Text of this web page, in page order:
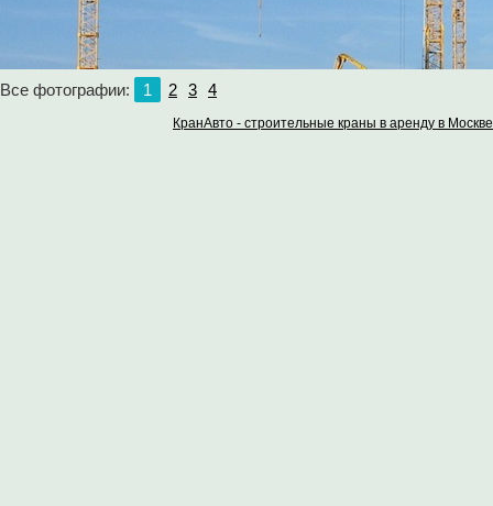
Все фотографии: 1 2 3 4
КранАвто - строительные краны в аренду в Москве